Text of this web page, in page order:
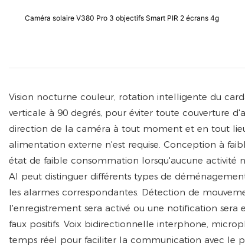
Caméra solaire V380 Pro 3 objectifs Smart PIR 2 écrans 4g
Vision nocturne couleur, rotation intelligente du
verticale à 90 degrés, pour éviter toute couverture
direction de la caméra à tout moment et en tout
alimentation externe n'est requise. Conception à
état de faible consommation lorsqu'aucune activité
AI peut distinguer différents types de
les alarmes correspondantes. Détection de
l'enregistrement sera activé ou une notification sera
faux positifs. Voix bidirectionnelle interphone,
temps réel pour faciliter la communication avec le